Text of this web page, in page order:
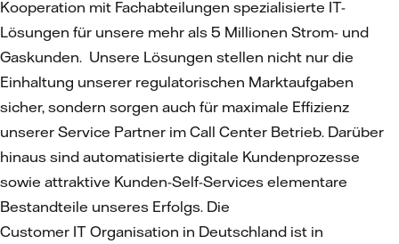
Kooperation mit Fachabteilungen spezialisierte IT-
Lösungen für unsere mehr als 5 Millionen Strom- und
Gaskunden. Unsere Lösungen stellen nicht nur die
Einhaltung unserer regulatorischen Marktaufgaben
sicher, sondern sorgen auch für maximale Effizienz
unserer Service Partner im Call Center Betrieb. Darüber
hinaus sind automatisierte digitale Kundenprozesse
sowie attraktive Kunden-Self-Services elementare
Bestandteile unseres Erfolgs. Die
Customer IT Organisation in Deutschland ist in